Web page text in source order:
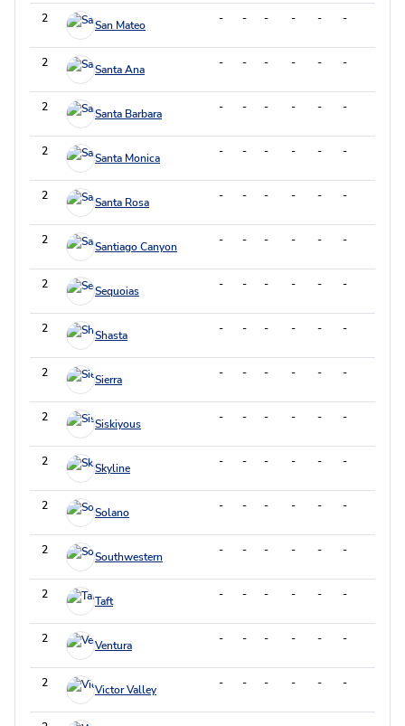
2 San Mateo - - - - - -
2 Santa Ana - - - - - -
2 Santa Barbara - - - - - -
2 Santa Monica - - - - - -
2 Santa Rosa - - - - - -
2 Santiago Canyon - - - - - -
2 Sequoias - - - - - -
2 Shasta - - - - - -
2 Sierra - - - - - -
2 Siskiyous - - - - - -
2 Skyline - - - - - -
2 Solano - - - - - -
2 Southwestern - - - - - -
2 Taft - - - - - -
2 Ventura - - - - - -
2 Victor Valley - - - - - -